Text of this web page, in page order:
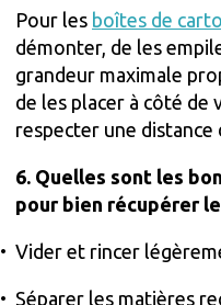
Pour les boîtes de
démonter, de les
grandeur maximale
de les placer à côté de
respecter une distance
6. Quelles sont les
pour bien récupérer
Vider et rincer
Séparer les matières